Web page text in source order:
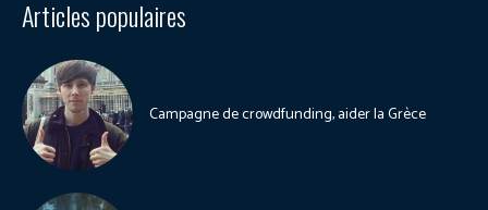
Articles populaires
Campagne de crowdfunding, aider la Grèce